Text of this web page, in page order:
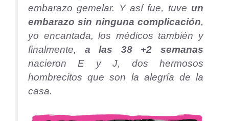
embarazo gemelar. Y así fue, tuve un
embarazo sin ninguna complicación,
yo encantada, los médicos también y
finalmente, a las 38 +2 semanas
nacieron E y J, dos hermosos
hombrecitos que son la alegría de la
casa.